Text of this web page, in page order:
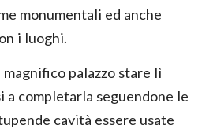
monumentali ed anche
i luoghi.
palazzo stare lì
a completarla seguendone le
cavità essere usate